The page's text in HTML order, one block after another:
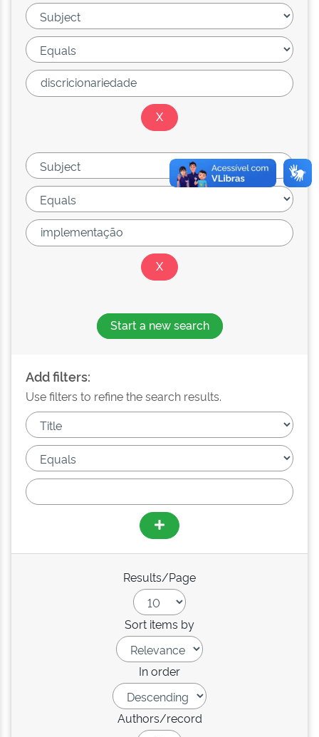
Start a new search
Add filters:
Use filters to refine the search results.
Results/Page
Sort items by
In order
Authors/record